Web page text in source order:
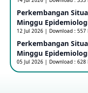
Outbreak
Kasus
Perkembangan
Minggu
12 Jul 2026 | Download : 557
Perkembangan
Minggu
05 Jul 2026 | Download : 628